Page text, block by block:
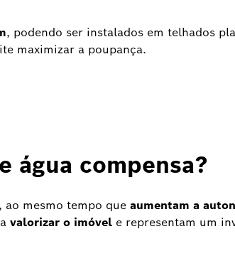
, podendo ser instalados em telhados
maximizar a poupança.
água compensa?
, ao mesmo tempo que aumentam a
valorizar o imóvel e representam um